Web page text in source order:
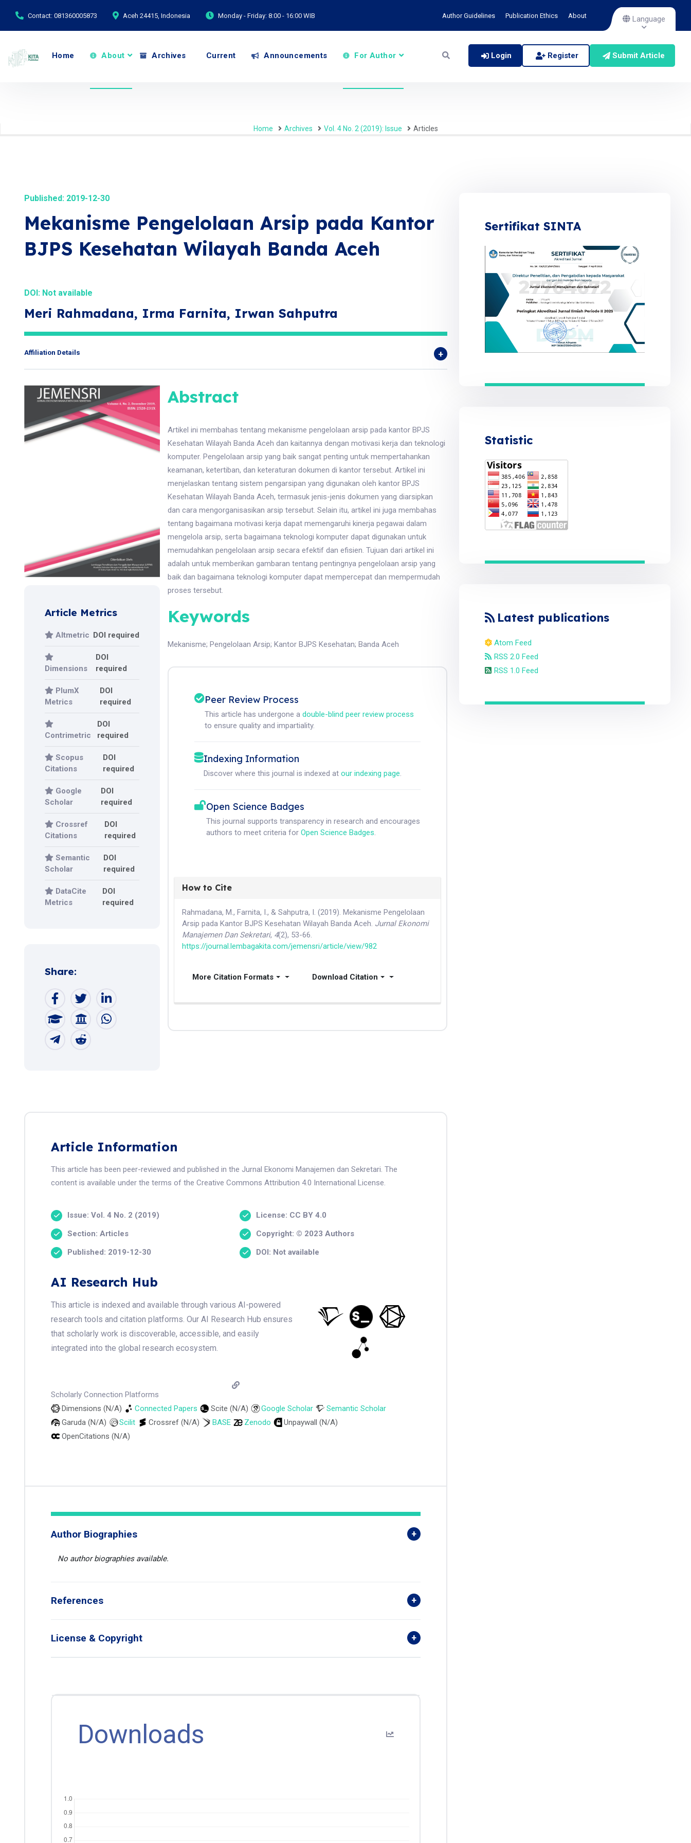
Contact: 081360005873 Aceh 24415, Indonesia Monday - Friday: 8:00 - 16:00 WIB Author Guidelines Publication Ethics About Language
Home About Archives Current Announcements For Author Login Register Submit Article
Home Archives Vol. 4 No. 2 (2019): Issue Articles
Published: 2019-12-30
Mekanisme Pengelolaan Arsip pada Kantor
BJPS Kesehatan Wilayah Banda Aceh
DOI: Not available
Meri Rahmadana, Irma Farnita, Irwan Sahputra
Affiliation Details
Article Metrics
Altmetric DOI required
Dimensions
DOI
required
PlumX
Metrics
DOI
required
Contrimetric
DOI
required
Scopus
Citations
DOI
required
Google
Scholar
DOI
required
Crossref
Citations
DOI
required
Semantic
Scholar
DOI
required
DataCite
Metrics
DOI
required
Share:
Abstract
Artikel ini membahas tentang mekanisme pengelolaan arsip pada kantor BPJS
Kesehatan Wilayah Banda Aceh dan kaitannya dengan motivasi kerja dan teknologi
komputer. Pengelolaan arsip yang baik sangat penting untuk mempertahankan
keamanan, ketertiban, dan keteraturan dokumen di kantor tersebut. Artikel ini
menjelaskan tentang sistem pengarsipan yang digunakan oleh kantor BPJS
Kesehatan Wilayah Banda Aceh, termasuk jenis-jenis dokumen yang diarsipkan
dan cara mengorganisasikan arsip tersebut. Selain itu, artikel ini juga membahas
tentang bagaimana motivasi kerja dapat memengaruhi kinerja pegawai dalam
mengelola arsip, serta bagaimana teknologi komputer dapat digunakan untuk
memudahkan pengelolaan arsip secara efektif dan efisien. Tujuan dari artikel ini
adalah untuk memberikan gambaran tentang pentingnya pengelolaan arsip yang
baik dan bagaimana teknologi komputer dapat mempercepat dan mempermudah
proses tersebut.
Keywords
Mekanisme;Pengelolaan Arsip;Kantor BJPS Kesehatan;Banda Aceh
Peer Review Process
This article has undergone adouble-blind peer review process
to ensure quality and impartiality.
Indexing Information
Discover where this journal is indexed atour indexing page.
Open Science Badges
This journal supports transparency in research and encourages
authors to meet criteria forOpen Science Badges.
How to Cite
Rahmadana, M., Farnita, I., & Sahputra, I. (2019). Mekanisme Pengelolaan
Arsip pada Kantor BJPS Kesehatan Wilayah Banda Aceh. Jurnal Ekonomi
Manajemen Dan Sekretari, 4(2), 53-66.
https://journal.lembagakita.com/jemensri/article/view/982
More Citation Formats Download Citation
Article Information
This article has been peer-reviewed and published in the Jurnal Ekonomi Manajemen dan Sekretari. The
content is available under the terms of the Creative Commons Attribution 4.0 International License.
Issue: Vol. 4 No. 2 (2019)
Section: Articles
Published: 2019-12-30
License: CC BY 4.0
Copyright: © 2023 Authors
DOI: Not available
AI Research Hub
This article is indexed and available through various AI-powered
research tools and citation platforms. Our AI Research Hub ensures
that scholarly work is discoverable, accessible, and easily
integrated into the global research ecosystem.
Scholarly Connection Platforms
Dimensions (N/A)
Connected Papers Scite (N/A) Google Scholar
Semantic Scholar
Garuda (N/A)
Scilit Crossref (N/A) BASE Zenodo
Unpaywall (N/A)
OpenCitations (N/A)
Author Biographies
No author biographies available.
References
License & Copyright
Downloads
Sertifikat SINTA
Statistic
Latest publications
Atom Feed
RSS 2.0 Feed
RSS 1.0 Feed